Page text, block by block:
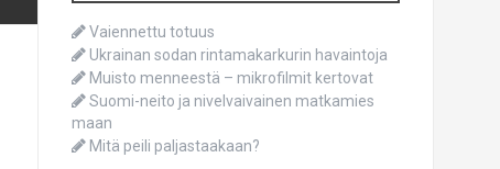
Vaiennettu totuus
Ukrainan sodan rintamakarkurin havaintoja
Muisto menneestä – mikrofilmit kertovat
Suomi-neito ja nivelvaivainen matkamies
maan
Mitä peili paljastaakaan?